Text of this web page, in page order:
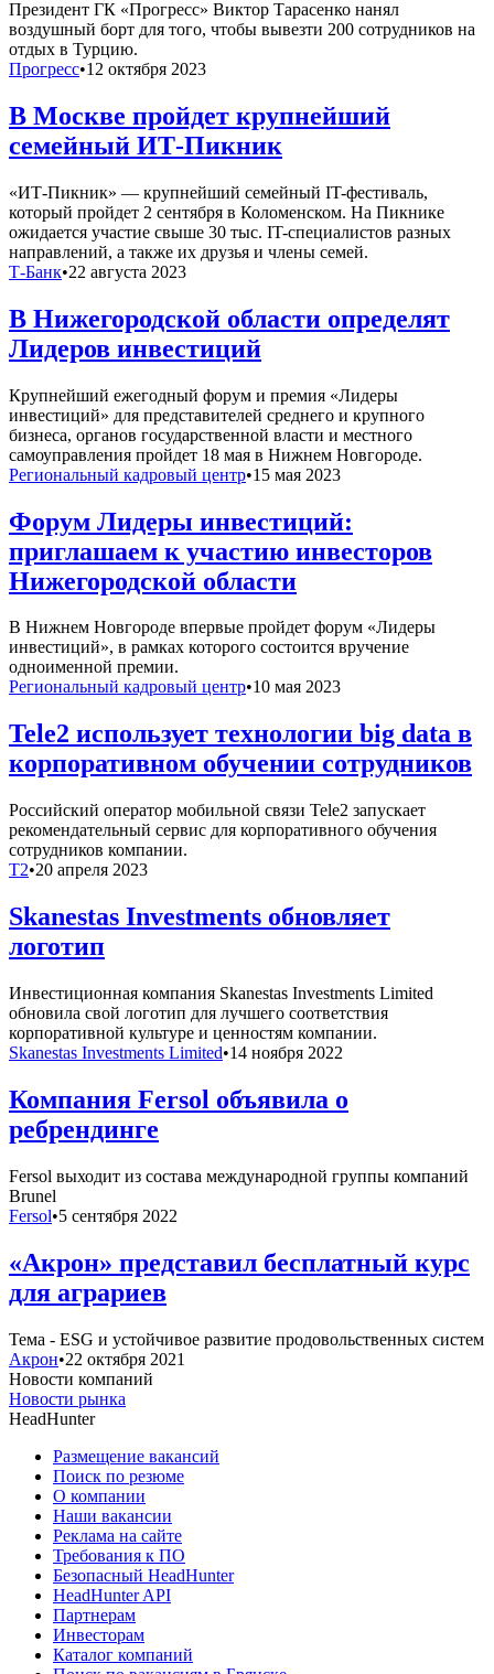
Президент ГК «Прогресс» Виктор Тарасенко нанял
воздушный борт для того, чтобы вывезти 200 сотрудников на
отдых в Турцию.
Прогресс•12 октября 2023
В Москве пройдет крупнейший
семейный ИТ-Пикник
«ИТ-Пикник» — крупнейший семейный IT-фестиваль,
который пройдет 2 сентября в Коломенском. На Пикнике
ожидается участие свыше 30 тыс. IT-специалистов разных
направлений, а также их друзья и члены семей.
Т-Банк•22 августа 2023
В Нижегородской области определят
Лидеров инвестиций
Крупнейший ежегодный форум и премия «Лидеры
инвестиций» для представителей среднего и крупного
бизнеса, органов государственной власти и местного
самоуправления пройдет 18 мая в Нижнем Новгороде.
Региональный кадровый центр•15 мая 2023
Форум Лидеры инвестиций:
приглашаем к участию инвесторов
Нижегородской области
В Нижнем Новгороде впервые пройдет форум «Лидеры
инвестиций», в рамках которого состоится вручение
одноименной премии.
Региональный кадровый центр•10 мая 2023
Tele2 использует технологии big data в
корпоративном обучении сотрудников
Российский оператор мобильной связи Tele2 запускает
рекомендательный сервис для корпоративного обучения
сотрудников компании.
T2•20 апреля 2023
Skanestas Investments обновляет
логотип
Инвестиционная компания Skanestas Investments Limited
обновила свой логотип для лучшего соответствия
корпоративной культуре и ценностям компании.
Skanestas Investments Limited•14 ноября 2022
Компания Fersol объявила о
ребрендинге
Fersol выходит из состава международной группы компаний
Brunel
Fersol•5 сентября 2022
«Акрон» представил бесплатный курс
для аграриев
Тема - ESG и устойчивое развитие продовольственных систем
Акрон•22 октября 2021
Новости компаний
Новости рынка
HeadHunter
Размещение вакансий
Поиск по резюме
О компании
Наши вакансии
Реклама на сайте
Требования к ПО
Безопасный HeadHunter
HeadHunter API
Партнерам
Инвесторам
Каталог компаний